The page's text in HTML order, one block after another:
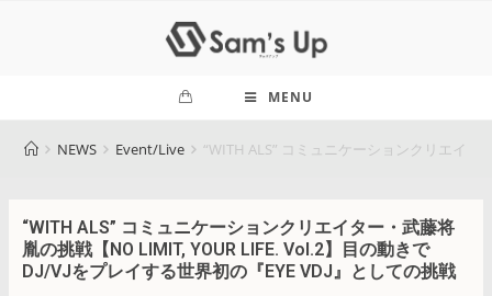
MENU
NEWS Event/Live “WITH ALS” コミュニケーションクリエイタ
“WITH ALS” コミュニケーションクリエイター・武藤将
胤の挑戦【NO LIMIT, YOUR LIFE. Vol.2】目の動きで
DJ/VJをプレイする世界初の『EYE VDJ』としての挑戦